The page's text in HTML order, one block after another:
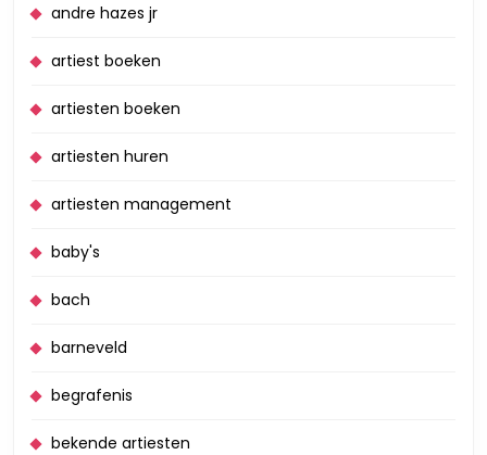
andre hazes jr
artiest boeken
artiesten boeken
artiesten huren
artiesten management
baby's
bach
barneveld
begrafenis
bekende artiesten